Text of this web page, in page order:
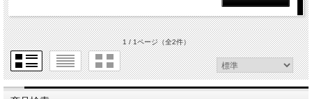
1 / 1ページ（全2件）